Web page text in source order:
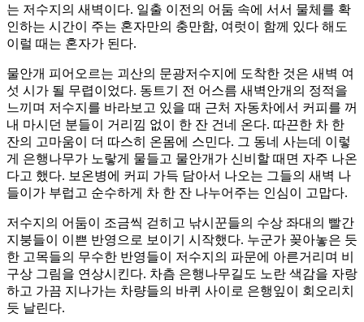
는 저수지의 새벽이다. 일출 이전의 어둠 속에 서서 물체를 확
인하는 시간이 주는 혼자만의 충만함, 여럿이 함께 있다 해도
이럴 때는 혼자가 된다.
물안개 피어오르는 괴산의 문광저수지에 도착한 것은 새벽 여
섯 시가 될 무렵이었다. 동트기 전 어스름 새벽안개의 정적을
느끼며 저수지를 바라보고 있을 때 근처 자동차에서 커피를 꺼
내 마시던 분들이 거리낌 없이 한 잔 건네 온다. 따끈한 차 한
잔의 고마움이 더 따스히 온몸에 스민다. 그 동네 사는데 이렇
게 은행나무가 노랗게 물들고 물안개가 신비할 때면 자주 나온
다고 했다. 보온병에 커피 가득 담아서 나오는 그들의 새벽 나
들이가 부럽고 순수하게 차 한 잔 나누어주는 인심이 고맙다.
저수지의 어둠이 조금씩 걷히고 낚시꾼들의 수상 좌대의 빨간
지붕들이 이쁜 반영으로 보이기 시작했다. 누군가 꽂아놓은 듯
한 고목들의 무수한 반영들이 저수지의 파문에 아른거리며 비
구상 그림을 연상시킨다. 차츰 은행나무길도 노란 색감을 자랑
하고 가끔 지나가는 차량들의 바퀴 사이로 은행잎이 회오리치
듯 날린다.